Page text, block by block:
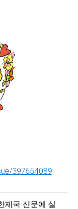
397654089
제국 신문에 실